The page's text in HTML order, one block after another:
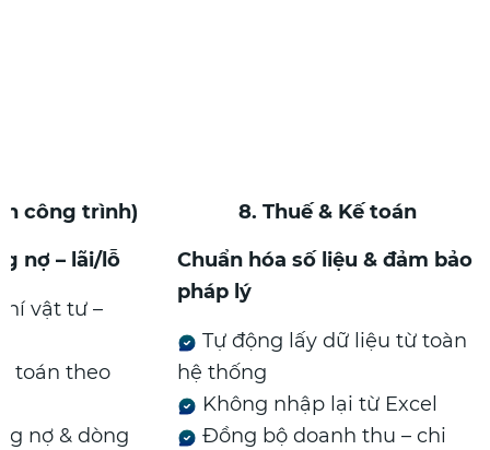
chính công trình)
– công nợ – lãi/lỗ
chi phí vật tư –
toán theo
công nợ & dòng
8. Thuế & Kế toán
Chuẩn hóa số liệu &
pháp lý
Tự động lấy dữ liệu từ
hệ thống
Không nhập lại từ
Đồng bộ doanh thu –